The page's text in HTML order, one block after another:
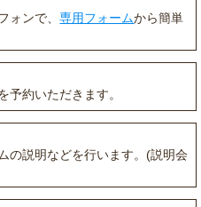
ォンで、専用フォームから簡単
予約いただきます。
の説明などを行います。(説明会